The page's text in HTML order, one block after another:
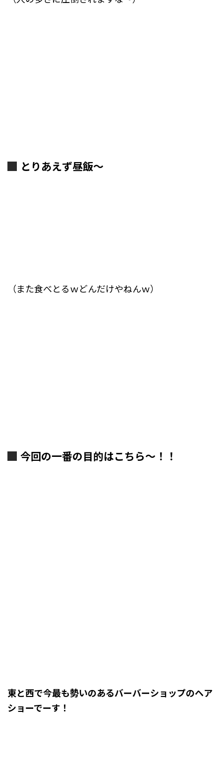
とりあえず昼飯～
（また食べとるｗどんだけやねんｗ）
今回の一番の目的はこちら～！！
東と西で今最も勢いのあるバーバーショップのヘア
ショーでーす！